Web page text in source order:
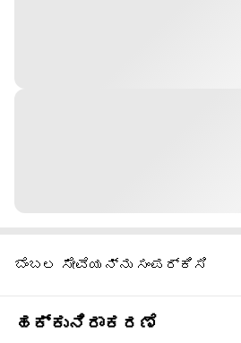
ಬೆಂಬಲ ಸೇವೆಯನ್ನು ಸಂಪರ್ಕಿಸಿ
ಹಕ್ಕುನಿರಾಕರಣೆ